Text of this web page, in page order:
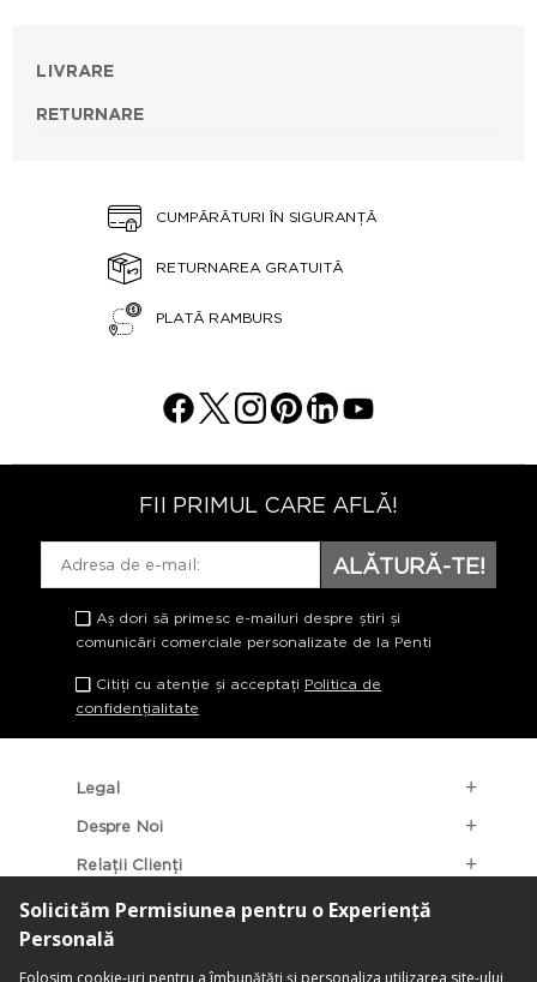
LIVRARE
RETURNARE
CUMPĂRĂTURI ÎN SIGURANȚĂ
RETURNAREA GRATUITĂ
PLATĂ RAMBURS
FII PRIMUL CARE AFLĂ!
ALĂTURĂ-TE!
Aș dori să primesc e-mailuri despre știri și
comunicări comerciale personalizate de la Penti
Citiți cu atenție și acceptați Politica de
confidențialitate
Legal
Despre Noi
Relații Clienți
Categorii Populare
Localizarea Magazinelor